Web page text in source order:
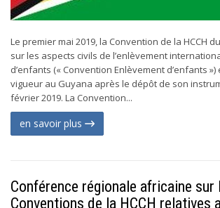
Le premier mai 2019, la Convention de la HCCH
sur les aspects civils de l’enlèvement
d’enfants (« Convention Enlèvement d’enfants
vigueur au Guyana après le dépôt de son
février 2019. La Convention...
en savoir plus
Conférence régionale africaine sur
Conventions de la HCCH relatives